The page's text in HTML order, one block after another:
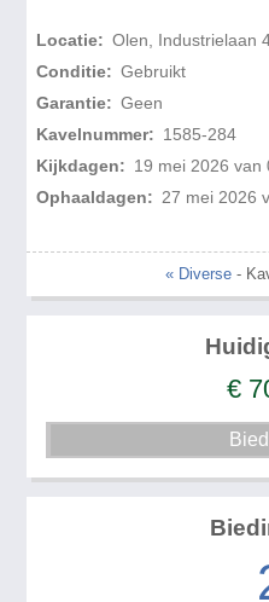
Locatie: Olen, Industrielaan
Conditie: Gebruikt
Garantie: Geen
Kavelnummer: 1585-284
Kijkdagen: 19 mei 2026 van
Ophaaldagen: 27 mei 2026
« Diverse-
€